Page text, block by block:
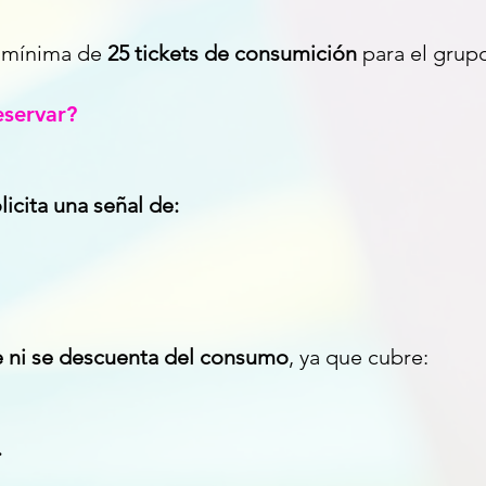
de 25 tickets de consumición para el
una señal de:
se descuenta del consumo, ya que cubre: